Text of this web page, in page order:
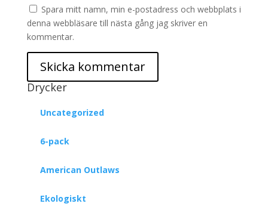
Spara mitt namn, min e-postadress och webbplats i
denna webbläsare till nästa gång jag skriver en
kommentar.
Drycker
Uncategorized
6-pack
American Outlaws
Ekologiskt